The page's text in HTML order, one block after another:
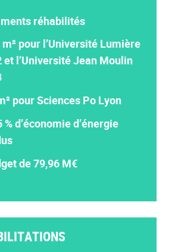
réhabilités
pour l’Université Lumière
et l’Université Jean Moulin
pour Sciences Po Lyon
% d’économie d’énergie
de 79,96 M€